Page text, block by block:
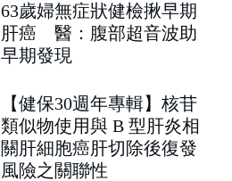
63歲婦無症狀健檢揪早期
肝癌 醫：腹部超音波助
早期發現
【健保30週年專輯】核苷
類似物使用與 B 型肝炎相
關肝細胞癌肝切除後復發
風險之關聯性